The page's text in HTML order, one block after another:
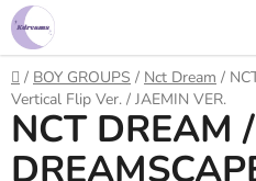
Prejsť
na
obsah
Domov
/ BOY GROUPS / Nct Dream /
Vertical Flip Ver. / JAEMIN VER.
NCT DREAM /